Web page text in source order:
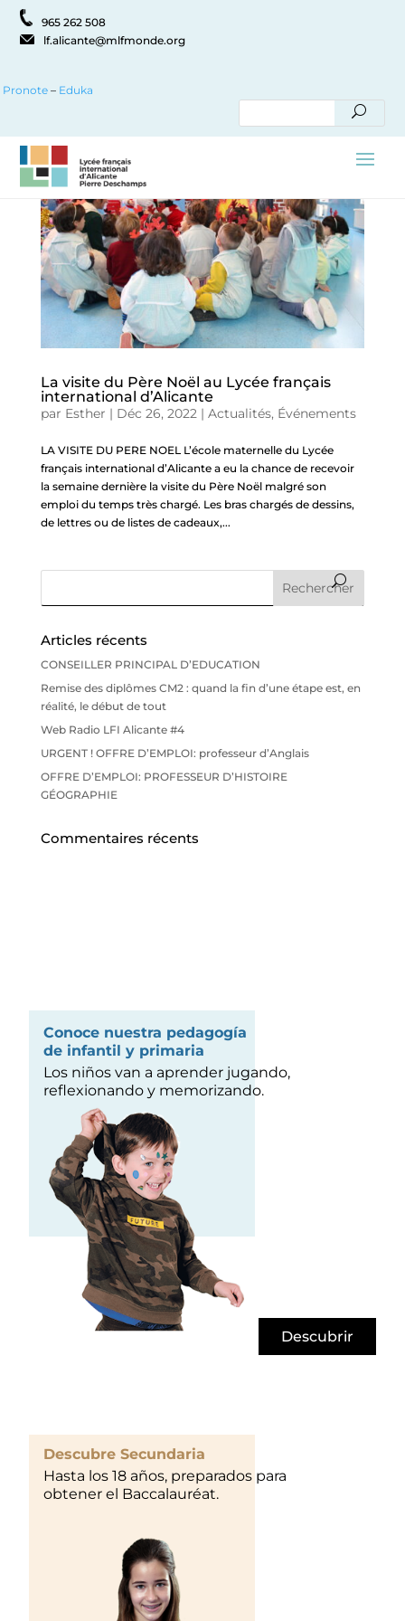
965 262 508
lf.alicante@mlfmonde.org
Pronote – Eduka
La visite du Père Noël au Lycée français
international d’Alicante
par Esther | Déc 26, 2022| Actualités, Événements
LA VISITE DU PERE NOEL L’école maternelle du Lycée
français international d’Alicante a eu la chance de recevoir
la semaine dernière la visite du Père Noël malgré son
emploi du temps très chargé. Les bras chargés de dessins,
de lettres ou de listes de cadeaux,...
Articles récents
CONSEILLER PRINCIPAL D’EDUCATION
Remise des diplômes CM2 : quand la fin d’une étape est, en
réalité, le début de tout
Web Radio LFI Alicante #4
URGENT ! OFFRE D’EMPLOI: professeur d’Anglais
OFFRE D’EMPLOI: PROFESSEUR D’HISTOIRE
GÉOGRAPHIE
Commentaires récents
Conoce nuestra pedagogía
de infantil y primaria
Los niños van a aprender jugando,
reflexionando y memorizando.
Descubrir
Descubre Secundaria
Hasta los 18 años, preparados para
obtener el Baccalauréat.